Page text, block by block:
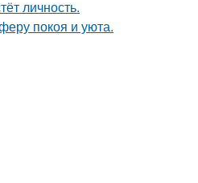
личность.
покоя и уюта.